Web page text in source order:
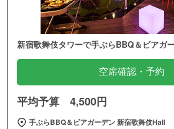
新宿歌舞伎タワーで手ぶらBBQ＆ビアガ
空席確認・予約
平均予算 4,500円
手ぶらBBQ＆ビアガーデン 新宿歌舞伎Hall